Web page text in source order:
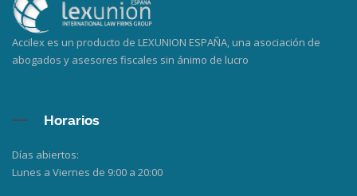
Accilex es un producto de LEXUNION ESPAÑA, una asociación de
abogados y asesores fiscales sin ánimo de lucro
Horarios
Días abiertos:
Lunes a Viernes de 9:00 a 20:00